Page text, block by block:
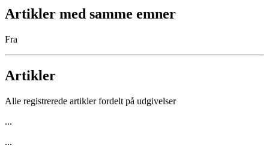
Artikler med samme emner
Fra
Artikler
Alle registrerede artikler fordelt på udgivelser
...
...